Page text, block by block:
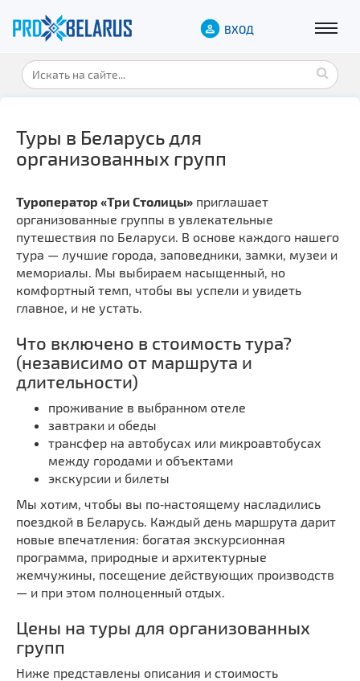
ВХОД
Туры в Беларусь для
организованных групп
Туроператор «Три Столицы» приглашает
организованные группы в увлекательные
путешествия по Беларуси. В основе каждого нашего
тура — лучшие города, заповедники, замки, музеи и
мемориалы. Мы выбираем насыщенный, но
комфортный темп, чтобы вы успели и увидеть
главное, и не устать.
Что включено в стоимость тура?
(независимо от маршрута и
длительности)
проживание в выбранном отеле
завтраки и обеды
трансфер на автобусах или микроавтобусах
между городами и объектами
экскурсии и билеты
Мы хотим, чтобы вы по‑настоящему насладились
поездкой в Беларусь. Каждый день маршрута дарит
новые впечатления: богатая экскурсионная
программа, природные и архитектурные
жемчужины, посещение действующих производств
— и при этом полноценный отдых.
Цены на туры для организованных
групп
Ниже представлены описания и стоимость